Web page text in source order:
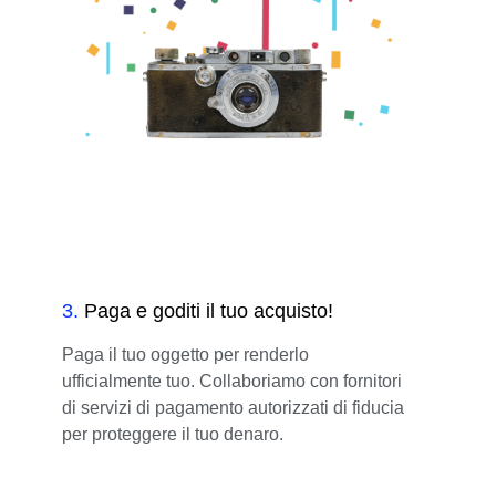
3. Paga e goditi il tuo acquisto!
Paga il tuo oggetto per renderlo
ufficialmente tuo. Collaboriamo con fornitori
di servizi di pagamento autorizzati di fiducia
per proteggere il tuo denaro.